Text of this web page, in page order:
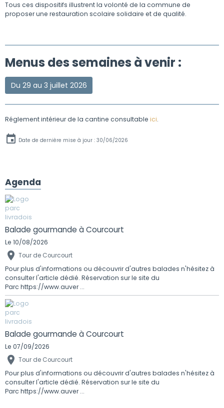
Tous ces dispositifs illustrent la volonté de la commune de
proposer une restauration scolaire solidaire et de qualité.
Menus des semaines à venir :
Du 29 au 3 juillet 2026
Réglement intérieur de la cantine consultable ici.
Date de dernière mise à jour : 30/06/2026
Agenda
Balade gourmande à Courcourt
Le 10/08/2026
Tour de Courcourt
Pour plus d'informations ou découvrir d'autres balades n'hésitez à
consulter l'article dédié. Réservation sur le site du
Parc https://www.auver ...
Balade gourmande à Courcourt
Le 07/09/2026
Tour de Courcourt
Pour plus d'informations ou découvrir d'autres balades n'hésitez à
consulter l'article dédié. Réservation sur le site du
Parc https://www.auver ...